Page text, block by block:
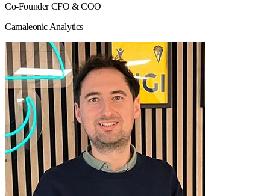
Co-Founder CFO & COO
Camaleonic Analytics